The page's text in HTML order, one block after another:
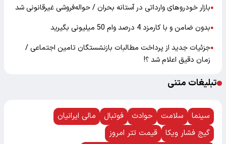
●بازار خودرو‌های وارداتی در آستانه بحران / حواله‌فروشی غیرقانونی شد
●بدون ضامن و با کارمزد 4 درصد وام 50 میلیونی بگیرید
●جزئیات جدید از پرداخت مطالبات بازنشستگان تامین اجتماعی /
زمان دقیق اعلام شد ؟!
تبلیغات متنی
سینما سلامت حوادث فوتبال
مالی ایرانیان
گیج فشار ویکا
قیمت تتر امروز